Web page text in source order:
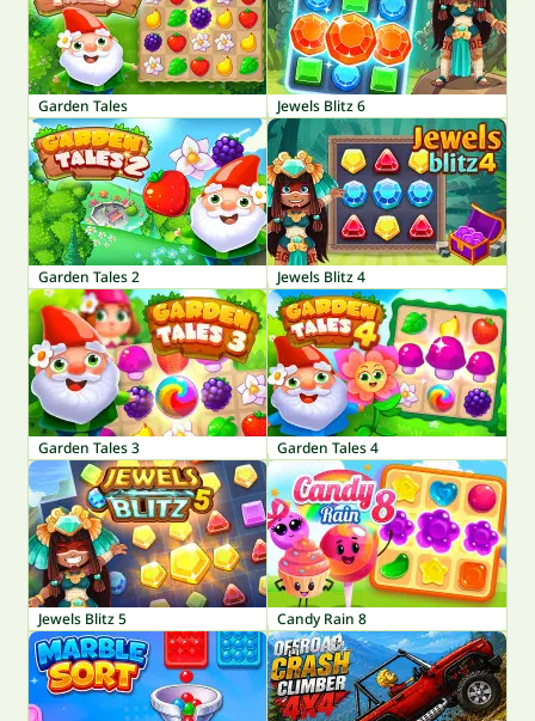
Garden Tales Jewels Blitz 6
Garden Tales 2 Jewels Blitz 4
Garden Tales 3 Garden Tales 4
Jewels Blitz 5 Candy Rain 8